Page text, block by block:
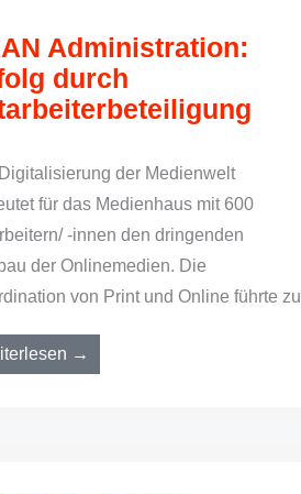
Administration:
durch
der Medienwelt
für das Medienhaus mit 600
-innen den dringenden
der Onlinemedien. Die
von Print und Online führte zu
→